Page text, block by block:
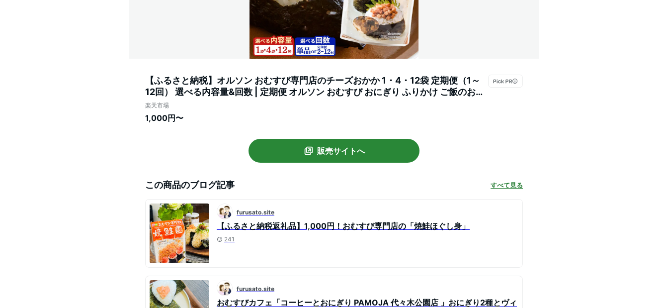
【ふるさと納税】オルソン おむすび専門店のチーズおかか 1・4・12袋 定期便（1～
12回） 選べる内容量&回数 | 定期便 オルソン おむすび おにぎり ふりかけ ご飯のお供
お取り寄せ 北海道 恵庭市 恵庭【040005】
楽天市場
1,000円〜
販売サイトへ
この商品のブログ記事 すべて見る
furusato.site
【ふるさと納税返礼品】1,000円！おむすび専門店の「焼鮭ほぐし身」
241
furusato.site
おむすびカフェ「コーヒーとおにぎり PAMOJA 代々木公園店 」おにぎり2種とヴィ